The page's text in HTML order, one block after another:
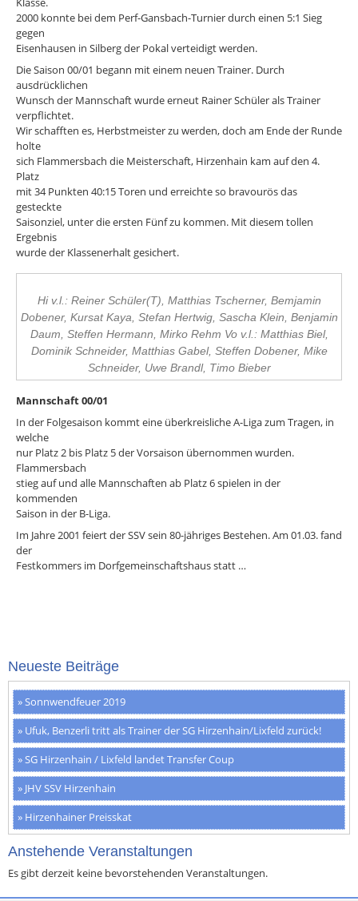
2000 konnte bei dem Perf-Gansbach-Turnier durch einen 5:1 Sieg
gegen
Eisenhausen in Silberg der Pokal verteidigt werden.
Die Saison 00/01 begann mit einem neuen Trainer. Durch
ausdrücklichen
Wunsch der Mannschaft wurde erneut Rainer Schüler als Trainer
verpflichtet.
Wir schafften es, Herbstmeister zu werden, doch am Ende der Runde
holte
sich Flammersbach die Meisterschaft, Hirzenhain kam auf den 4.
Platz
mit 34 Punkten 40:15 Toren und erreichte so bravourös das
gesteckte
Saisonziel, unter die ersten Fünf zu kommen. Mit diesem tollen
Ergebnis
wurde der Klassenerhalt gesichert.
Hi v.l.: Reiner Schüler(T), Matthias Tscherner, Bemjamin
Dobener, Kursat Kaya, Stefan Hertwig, Sascha Klein, Benjamin
Daum, Steffen Hermann, Mirko Rehm Vo v.l.: Matthias Biel,
Dominik Schneider, Matthias Gabel, Steffen Dobener, Mike
Schneider, Uwe Brandl, Timo Bieber
Mannschaft 00/01
In der Folgesaison kommt eine überkreisliche A-Liga zum Tragen, in
welche
nur Platz 2 bis Platz 5 der Vorsaison übernommen wurden.
Flammersbach
stieg auf und alle Mannschaften ab Platz 6 spielen in der
kommenden
Saison in der B-Liga.
Im Jahre 2001 feiert der SSV sein 80-jähriges Bestehen. Am 01.03. fand
der
Festkommers im Dorfgemeinschaftshaus statt …
Neueste Beiträge
Sonnwendfeuer 2019
Ufuk, Benzerli tritt als Trainer der SG Hirzenhain/Lixfeld zurück!
SG Hirzenhain / Lixfeld landet Transfer Coup
JHV SSV Hirzenhain
Hirzenhainer Preisskat
Anstehende Veranstaltungen
Es gibt derzeit keine bevorstehenden Veranstaltungen.